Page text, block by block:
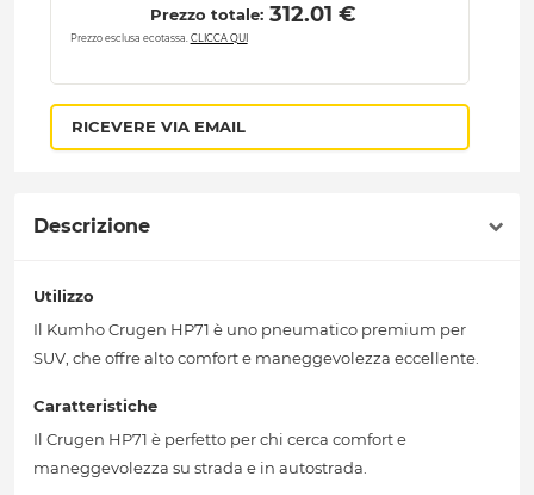
Prezzo totale: 312.01 €
Prezzo esclusa ecotassa. CLICCA QUI
RICEVERE VIA EMAIL
Descrizione
Utilizzo
Il Kumho Crugen HP71 è uno pneumatico premium per
SUV, che offre alto comfort e maneggevolezza eccellente.
Caratteristiche
Il Crugen HP71 è perfetto per chi cerca comfort e
maneggevolezza su strada e in autostrada.